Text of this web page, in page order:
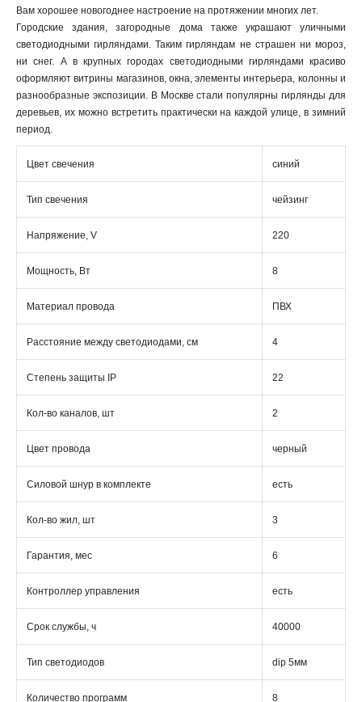
Вам хорошее новогоднее настроение на протяжении многих лет.
Городские здания, загородные дома также украшают уличными
светодиодными гирляндами. Таким гирляндам не страшен ни мороз,
ни снег. А в крупных городах светодиодными гирляндами красиво
оформляют витрины магазинов, окна, элементы интерьера, колонны и
разнообразные экспозиции. В Москве стали популярны гирлянды для
деревьев, их можно встретить практически на каждой улице, в зимний
период.
Цвет свечения синий
Тип свечения чейзинг
Напряжение, V 220
Мощность, Вт 8
Материал провода ПВХ
Расстояние между светодиодами, см 4
Степень защиты IP 22
Кол-во каналов, шт 2
Цвет провода черный
Силовой шнур в комплекте есть
Кол-во жил, шт 3
Гарантия, мес 6
Контроллер управления есть
Срок службы, ч 40000
Тип светодиодов dip 5мм
Количество программ 8